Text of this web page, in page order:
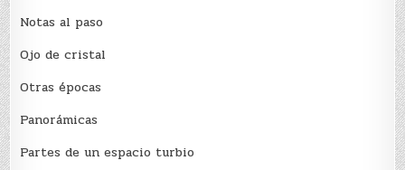
Notas al paso
Ojo de cristal
Otras épocas
Panorámicas
Partes de un espacio turbio